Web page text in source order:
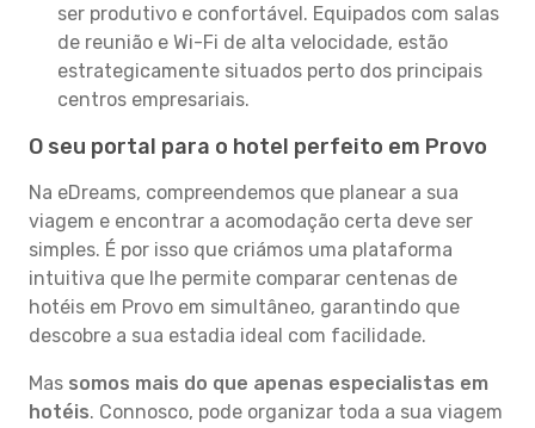
ser produtivo e confortável. Equipados com salas
de reunião e Wi-Fi de alta velocidade, estão
estrategicamente situados perto dos principais
centros empresariais.
O seu portal para o hotel perfeito em Provo
Na eDreams, compreendemos que planear a sua
viagem e encontrar a acomodação certa deve ser
simples. É por isso que criámos uma plataforma
intuitiva que lhe permite comparar centenas de
hotéis em Provo em simultâneo, garantindo que
descobre a sua estadia ideal com facilidade.
Mas somos mais do que apenas especialistas em
hotéis. Connosco, pode organizar toda a sua viagem